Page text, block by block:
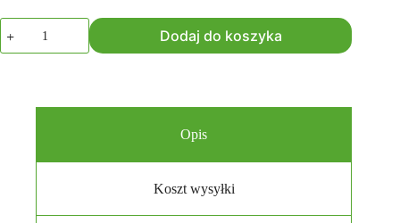
ilość
Kaucja
zwrotna
Dodaj do koszyka
Opis
Koszt wysyłki